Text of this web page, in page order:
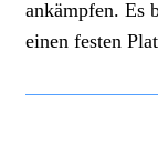
ankämpfen. Es
einen festen